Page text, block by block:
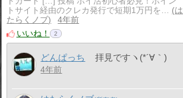
トサイト経由のクレカ発行で短期1万円を…
は
たらくノブ
4年前
いいね！
2
どんぱっち 拝見ですヽ(*´∀｀)
4年前